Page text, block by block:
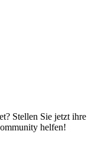
Stellen Sie jetzt ihre
helfen!